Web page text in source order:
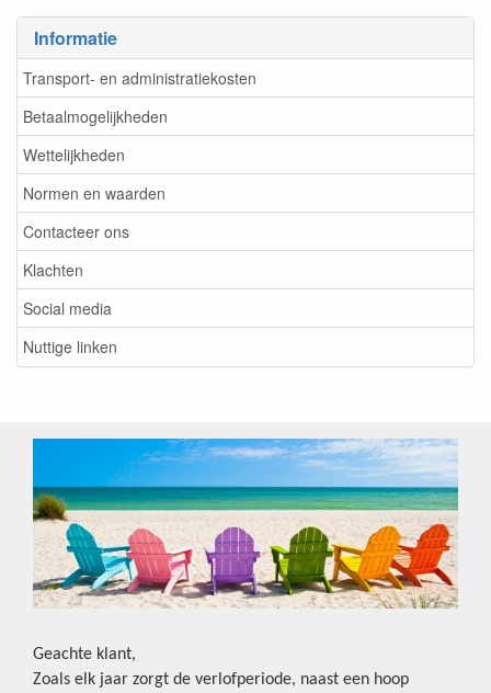
Informatie
Transport- en administratiekosten
Betaalmogelijkheden
Wettelijkheden
Normen en waarden
Contacteer ons
Klachten
Social media
Nuttige linken
Geachte klant,
Zoals elk jaar zorgt de verlofperiode, naast een hoop